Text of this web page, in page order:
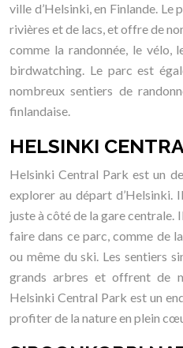
ville d’Helsinki, en Finlande.
rivières et de lacs, et offre de
comme la randonnée, le vélo,
birdwatching. Le parc est
nombreux sentiers de
finlandaise.
HELSINKI
Helsinki Central Park est un
explorer au départ d’Helsinki.
juste à côté de la gare centrale.
faire dans ce parc, comme de
ou même du ski. Les sentiers
grands arbres et offrent de
Helsinki Central Park est un
profiter de la nature en plein